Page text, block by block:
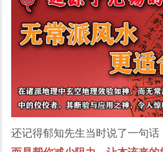
还记得郁知先生当时说了一句话